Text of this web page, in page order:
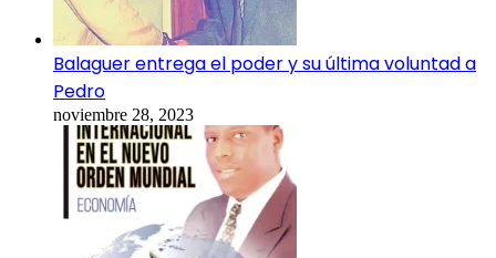
Balaguer entrega el poder y su última voluntad a
Pedro
noviembre 28, 2023